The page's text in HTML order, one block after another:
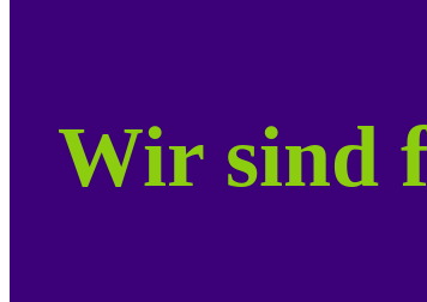
Wir sind